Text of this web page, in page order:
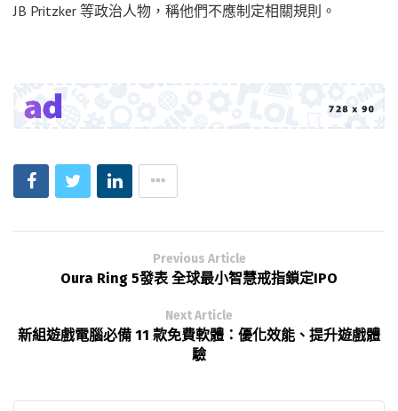
JB Pritzker 等政治人物，稱他們不應制定相關規則。
Previous Article
Oura Ring 5發表 全球最小智慧戒指鎖定IPO
Next Article
新組遊戲電腦必備 11 款免費軟體：優化效能、提升遊戲體
驗